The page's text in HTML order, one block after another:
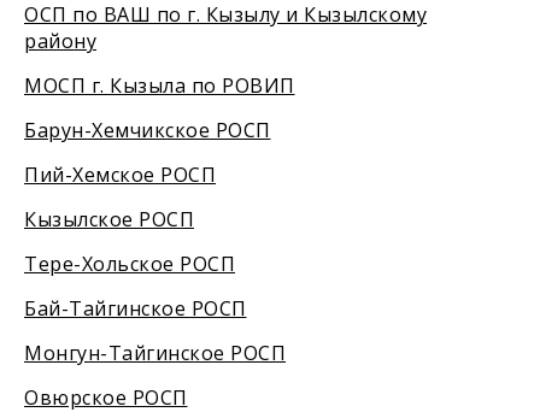
ОСП по ВАШ по г. Кызылу и Кызылскому
району
МОСП г. Кызыла по РОВИП
Барун-Хемчикское РОСП
Пий-Хемское РОСП
Кызылское РОСП
Тере-Хольское РОСП
Бай-Тайгинское РОСП
Монгун-Тайгинское РОСП
Овюрское РОСП